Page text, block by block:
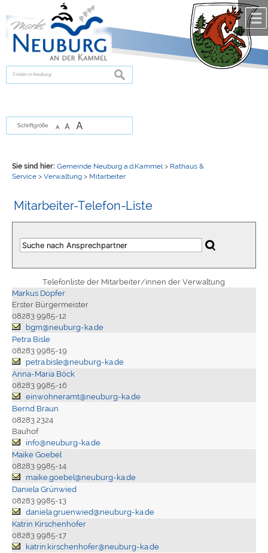
zur Navigationoder
springen.
suchen
Schriftgröße A A A
Sie sind hier: Gemeinde Neuburg a.d.Kammel > Rathaus &
Service> Verwaltung> Mitarbeiter
Mitarbeiter-Telefon-Liste
Telefonliste der Mitarbeiter/innen der Verwaltung
Markus Dopfer
Erster Bürgermeister
08283 9985-12
bgm@neuburg-ka.de
Petra Bisle
08283 9985-19
petra.bisle@neuburg-ka.de
Anna-Maria Böck
08283 9985-16
einwohneramt@neuburg-ka.de
Bernd Braun
08283 2324
Bauhof
info@neuburg-ka.de
Maike Goebel
08283 9985-14
maike.goebel@neuburg-ka.de
Daniela Grünwied
08283 9985-13
daniela.gruenwied@neuburg-ka.de
Katrin Kirschenhofer
08283 9985-17
katrin.kirschenhofer@neuburg-ka.de